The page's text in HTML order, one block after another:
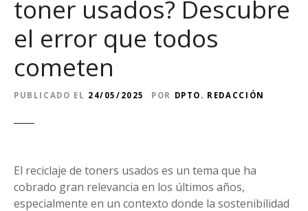
toner usados? Descubre
el error que todos
cometen
PUBLICADO EL 24/05/2025 POR DPTO. REDACCIÓN
El reciclaje de toners usados es un tema que ha
cobrado gran relevancia en los últimos años,
especialmente en un contexto donde la sostenibilidad